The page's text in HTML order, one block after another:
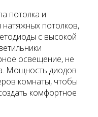
потолка и
натяжных потолков,
с высокой
освещение, не
Мощность диодов
комнаты, чтобы
комфортное